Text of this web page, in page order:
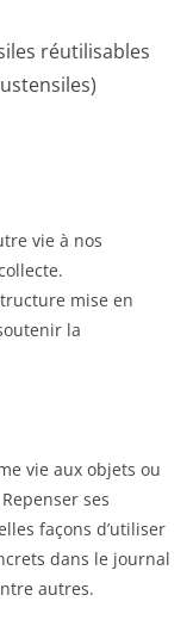
réutilisables
vie à nos
mise en
la
vie aux objets ou
ses
façons d’utiliser
dans le journal
autres.